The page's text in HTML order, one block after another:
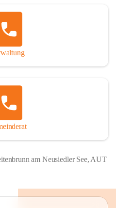
am Neusiedler See, AUT